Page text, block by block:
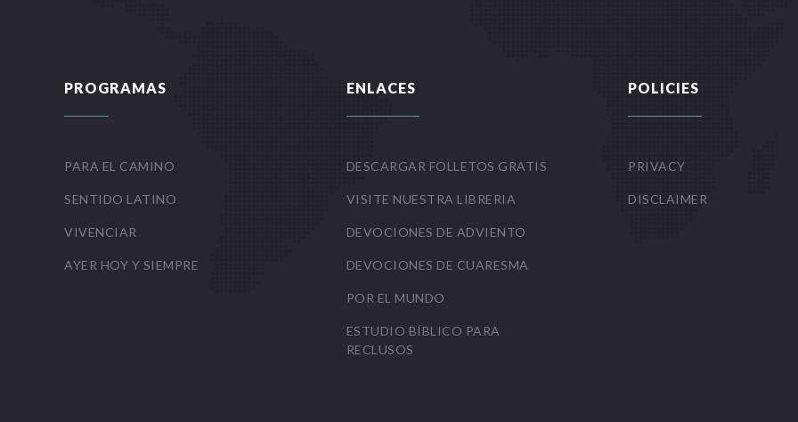
PROGRAMAS
PARA EL CAMINO
SENTIDO LATINO
VIVENCIAR
AYER HOY Y SIEMPRE
ENLACES
DESCARGAR FOLLETOS GRATIS
VISITE NUESTRA LIBRERIA
DEVOCIONES DE ADVIENTO
DEVOCIONES DE CUARESMA
POR EL MUNDO
ESTUDIO BÍBLICO PARA
RECLUSOS
POLICIES
PRIVACY
DISCLAIMER